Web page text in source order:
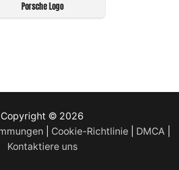
Porsche Logo
Copyright © 2026
Cookie-Richtlinie DMCA
Kontaktiere uns